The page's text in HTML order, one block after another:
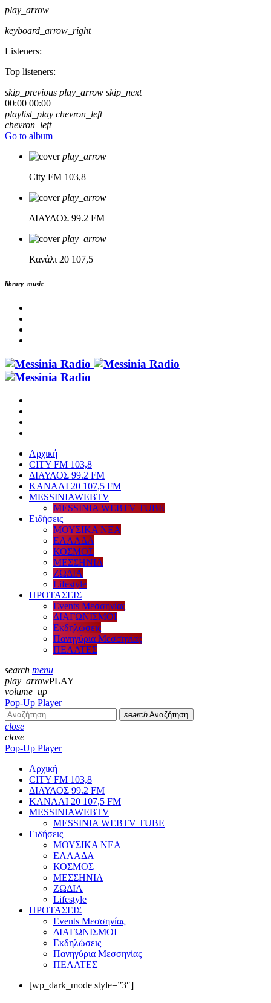
play_arrow
keyboard_arrow_right
Listeners:
Top listeners:
skip_previous play_arrow skip_next
00:00 00:00
playlist_play chevron_left
chevron_left
Go to album
play_arrow
City FM 103,8
play_arrow
ΔΙΑΥΛΟΣ 99.2 FM
play_arrow
Κανάλι 20 107,5
library_music
Αρχική
CITY FM 103,8
ΔΙΑΥΛΟΣ 99.2 FM
ΚΑΝΑΛΙ 20 107,5 FM
MESSINIAWEBTV
MESSINIA WEBTV TUBE
Eιδήσεις
ΜΟΥΣΙΚΑ ΝΕΑ
ΕΛΛΑΔΑ
ΚΟΣΜΟΣ
ΜΕΣΣΗΝΙΑ
ΖΩΔΙΑ
Lifestyle
ΠΡΟΤΑΣΕΙΣ
Events Μεσσηνίας
ΔΙΑΓΩΝΙΣΜΟΙ
Εκδηλώσεις
Πανηγύρια Μεσσηνίας
ΠΕΛΑΤΕΣ
search menu
play_arrowPLAY
volume_up
Pop-Up Player
search Αναζήτηση
close
close
Pop-Up Player
Αρχική
CITY FM 103,8
ΔΙΑΥΛΟΣ 99.2 FM
ΚΑΝΑΛΙ 20 107,5 FM
MESSINIAWEBTV
MESSINIA WEBTV TUBE
Eιδήσεις
ΜΟΥΣΙΚΑ ΝΕΑ
ΕΛΛΑΔΑ
ΚΟΣΜΟΣ
ΜΕΣΣΗΝΙΑ
ΖΩΔΙΑ
Lifestyle
ΠΡΟΤΑΣΕΙΣ
Events Μεσσηνίας
ΔΙΑΓΩΝΙΣΜΟΙ
Εκδηλώσεις
Πανηγύρια Μεσσηνίας
ΠΕΛΑΤΕΣ
[wp_dark_mode style=”3″]